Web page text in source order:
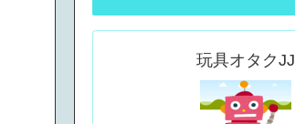
玩具オタクJJ